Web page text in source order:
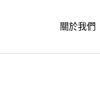
關於我們